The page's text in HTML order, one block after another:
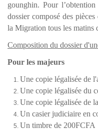
gounghin. Pour l’obtention
dossier composé des
la Migration tous les matins
Composition du dossier
Pour les majeurs
Une copie légalisée de
Une copie légalisée du
Une copie légalisée de
Un casier judiciaire en
Un timbre de 200FCFA